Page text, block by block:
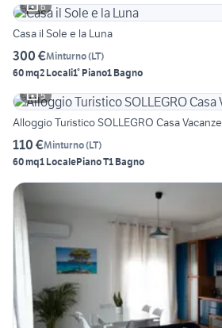
6
Casa il Sole e la Luna
300 €Minturno(LT)
60 mq2 Locali1° Piano1 Bagno
5
Alloggio Turistico SOLLEGRO Casa Vacanze
110 €Minturno(LT)
60 mq1 LocalePiano T1 Bagno